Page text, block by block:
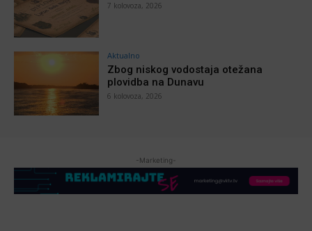
7 kolovoza, 2026
Aktualno
Zbog niskog vodostaja otežana
plovidba na Dunavu
6 kolovoza, 2026
-Marketing-